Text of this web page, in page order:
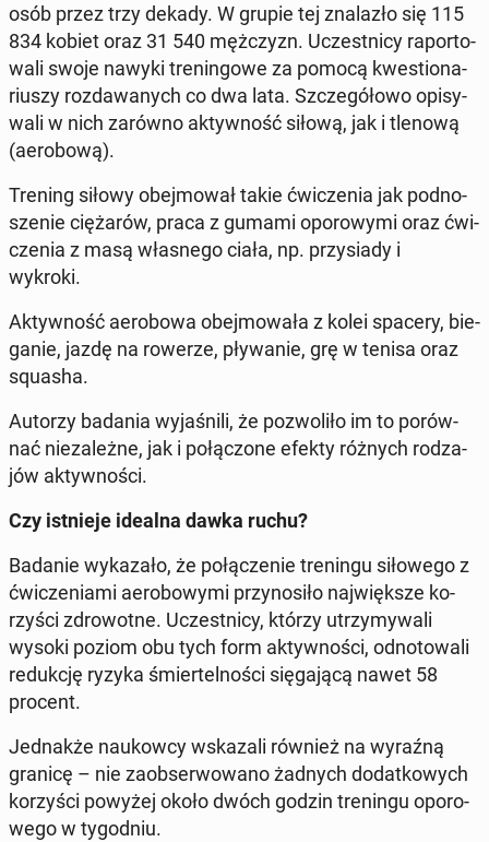
osób przez trzy dekady. W grupie tej zna­la­zło się 115
834 kobiet oraz 31 540 męż­czyzn. Uczest­ni­cy ra­por­to­
wa­li swoje nawyki tre­nin­go­we za pomocą kwe­stio­na­
riu­szy roz­da­wa­nych co dwa lata. Szcze­gó­ło­wo opi­sy­
wa­li w nich zarówno ak­tyw­ność siłową, jak i tlenową
(ae­ro­bo­wą).
Trening siłowy obej­mo­wał takie ćwi­cze­nia jak pod­no­
sze­nie cię­ża­rów, praca z gumami opo­ro­wy­mi oraz ćwi­
cze­nia z masą wła­sne­go ciała, np. przy­sia­dy i
wykroki.
Ak­tyw­ność ae­ro­bo­wa obej­mo­wa­ła z kolei spacery, bie­
ga­nie, jazdę na rowerze, pły­wa­nie, grę w tenisa oraz
squasha.
Autorzy badania wy­ja­śni­li, że po­zwo­li­ło im to po­rów­
nać nie­za­leż­ne, jak i po­łą­czo­ne efekty różnych ro­dza­
jów ak­tyw­no­ści.
Czy ist­nie­je idealna dawka ruchu?
Badanie wy­ka­za­ło, że po­łą­cze­nie tre­nin­gu si­ło­we­go z
ćwi­cze­nia­mi ae­ro­bo­wy­mi przy­no­si­ło naj­więk­sze ko­
rzy­ści zdro­wot­ne. Uczest­ni­cy, którzy utrzy­my­wa­li
wysoki poziom obu tych form ak­tyw­no­ści, od­no­to­wa­li
re­duk­cję ryzyka śmier­tel­no­ści się­ga­ją­cą nawet 58
procent.
Jed­nak­że na­ukow­cy wska­za­li również na wyraźną
granicę – nie za­ob­ser­wo­wa­no żadnych do­dat­ko­wych
ko­rzy­ści powyżej około dwóch godzin tre­nin­gu opo­ro­
we­go w ty­go­dniu.